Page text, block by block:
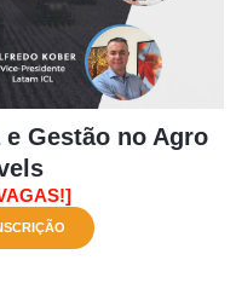
Gestão no Agro